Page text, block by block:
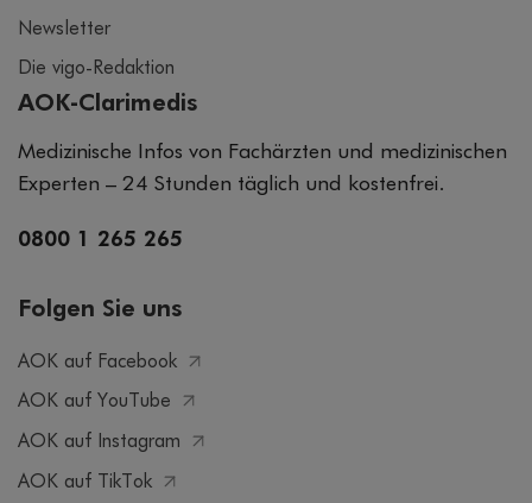
Newsletter
Die vigo-Redaktion
AOK-Clarimedis
Medizinische Infos von Fachärzten und medizinischen
Experten – 24 Stunden täglich und kostenfrei.
0800 1 265 265
Folgen Sie uns
AOK auf Facebook
AOK auf YouTube
AOK auf Instagram
AOK auf TikTok